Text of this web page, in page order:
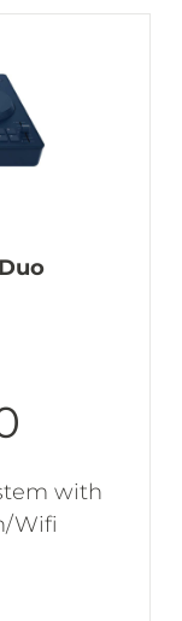
with
Wifi